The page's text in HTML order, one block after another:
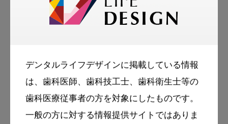
デンタルライフデザインに掲載している情報
は、歯科医師、歯科技工士、歯科衛生士等の
歯科医療従事者の方を対象にしたものです。
一般の方に対する情報提供サイトではありま
著者